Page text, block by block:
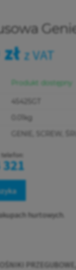
zł z VAT
Produkt dostępny
0.01kg
hurtowych.